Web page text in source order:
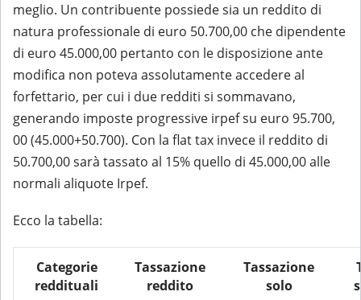
meglio. Un contribuente possiede sia un reddito di
natura professionale di euro 50.700,00 che dipendente
di euro 45.000,00 pertanto con le disposizione ante
modifica non poteva assolutamente accedere al
forfettario, per cui i due redditi si sommavano,
generando imposte progressive irpef su euro 95.700,
00 (45.000+50.700). Con la flat tax invece il reddito di
50.700,00 sarà tassato al 15% quello di 45.000,00 alle
normali aliquote Irpef.
Ecco la tabella:
Categorie
reddituali
Tassazione
reddito
Tassazione
solo